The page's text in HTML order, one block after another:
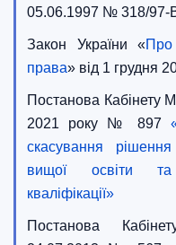
05.06.1997 № 318/97-
Закон України «Про
права» від 1 грудня
Постанова Кабінету
2021 року № 897
скасування
вищої освіти та
кваліфікації»
Постанова